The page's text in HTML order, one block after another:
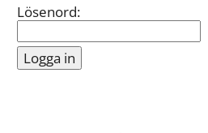
Lösenord:
dig?
Webbadress
sidan